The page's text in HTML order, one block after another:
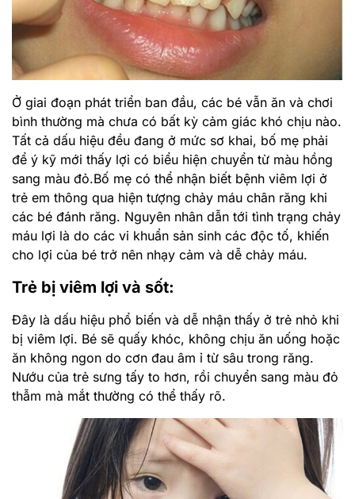
Ở giai đoạn phát triển ban đầu, các bé vẫn ăn và chơi
bình thường mà chưa có bất kỳ cảm giác khó chịu nào.
Tất cả dấu hiệu đều đang ở mức sơ khai, bố mẹ phải
để ý kỹ mới thấy lợi có biểu hiện chuyển từ màu hồng
sang màu đỏ.Bố mẹ có thể nhận biết bệnh viêm lợi ở
trẻ em thông qua hiện tượng chảy máu chân răng khi
các bé đánh răng. Nguyên nhân dẫn tới tình trạng chảy
máu lợi là do các vi khuẩn sản sinh các độc tố, khiến
cho lợi của bé trở nên nhạy cảm và dễ chảy máu.
Trẻ bị viêm lợi và sốt:
Đây là dấu hiệu phổ biến và dễ nhận thấy ở trẻ nhỏ khi
bị viêm lợi. Bé sẽ quấy khóc, không chịu ăn uống hoặc
ăn không ngon do cơn đau âm ỉ từ sâu trong răng.
Nướu của trẻ sưng tấy to hơn, rồi chuyển sang màu đỏ
thẫm mà mắt thường có thể thấy rõ.